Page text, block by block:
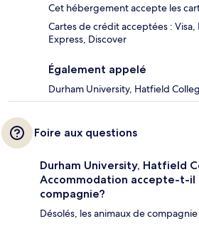
Cet hébergement accepte les
Cartes de crédit acceptées :
Express, Discover
Également appelé
Durham University, Hatfield
Foire aux questions
Durham University, Hatfield
Accommodation accepte-t-il
compagnie?
Désolés, les animaux de